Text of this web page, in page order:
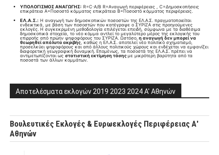
ΥΠΟΛΟΓΙΣΜΟΣ ΑΝΑΓΩΓΗΣ: R=C⋅A/B​ R=Aναγωγή περιφέρειας , C=Δημοσκοπήσεις
επικράτεια A=Ποσοστό κόμματος επικράτεια B=Ποσοστό κόμματος περιφέρειας.
ΕΛ.Α.Σ.: Η αναγωγή των δημοσκοπικών ποσοστών της ΕΛ.Α.Σ. πραγματοποιείται
ενδεικτικά, με βάση των ποσοστών που κατέγραψε ο ΣΥΡΙΖΑ στις προηγούμενες
εκλογές. Η συγκεκριμένη μεθοδολογία επιλέγεται επειδή, σύμφωνα με τα διαθέσιμα
δημοσκοπικά στοιχεία, το νέο κόμμα αντλεί το μεγαλύτερο μέρος της εκλογικής του
επιρροής από πρώην ψηφοφόρους του ΣΥΡΙΖΑ. Ωστόσο, η αναγωγή δεν μπορεί να
θεωρηθεί απόλυτα ακριβής , καθώς η ΕΛ.Α.Σ. αποτελεί νέο πολιτικό σχηματισμό,
προσελκύει ψηφοφόρους και από άλλους πολιτικούς χώρους και ενδέχεται να εμφανίζει
διαφορετική γεωγραφική δυναμική. Επομένως, τα ποσοστά της ΕΛ.Α.Σ. πρέπει να
αντιμετωπίζονται ωςστατιστική εκτίμηση τάσηςμε μικρότερη βαρύτητα από τα
ποσοστά των άλλων κομμάτων.
Αποτελέσματα εκλογών 2019 2023 2024 Α' Αθηνών